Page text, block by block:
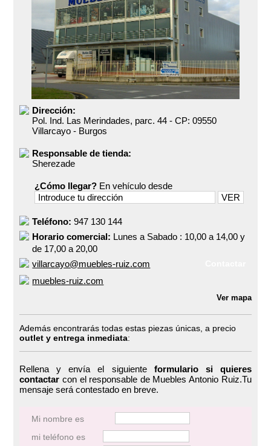
Dirección:
Pol. Ind. Las Merindades, parc. 44- CP:09550
Villarcayo- Burgos
Responsable de tienda:
Sherezade
¿Cómo llegar? En vehículo desde
Teléfono:947 130 144
Horario comercial: Lunes a Sabado : 10,00 a 14,00 y
de 17,00 a 20,00
villarcayo@muebles-ruiz.com
muebles-ruiz.com
Ver mapa
Además encontrarás todas estas piezas únicas, a precio
outlet y entrega inmediata:
Rellena y envía el siguiente formulario si quieres
contactar con el responsable de Muebles Antonio Ruiz.Tu
mensaje será contestado en breve.
Mi nombre es
mi teléfono es